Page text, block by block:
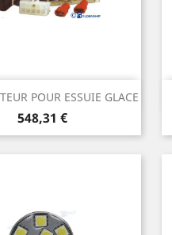
POUR ESSUIE GLACE
Prix
548,31 €
Aperçu rapide